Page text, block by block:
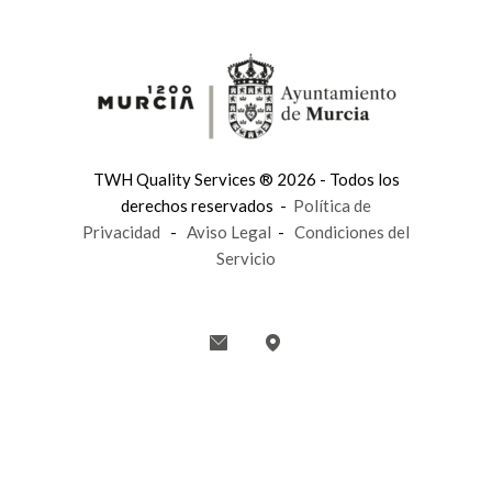
TWH Quality Services ® 2026 - Todos los
derechos reservados - Política de
Privacidad - Aviso Legal - Condiciones del
Servicio